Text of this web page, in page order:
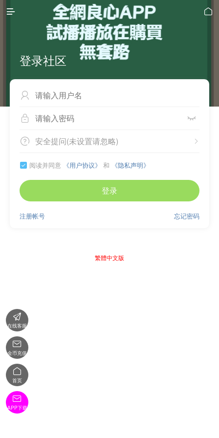
 
登录社区

 
 
安全提问(未设置请忽略)
 阅读并同意 《用户协议》 和 《隐私声明》
登录
忘记密码
注册帐号
繁體中文版

在线客服

金币充值

首页

APP下载